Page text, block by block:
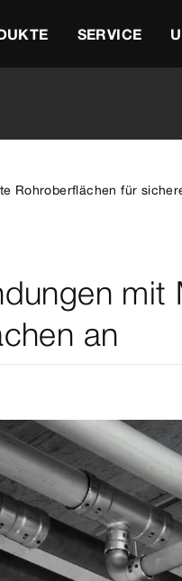
SERVICE
Rohroberflächen für
an